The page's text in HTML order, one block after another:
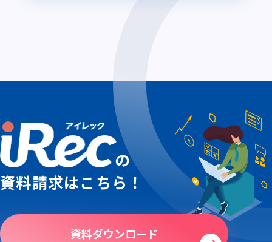
の
資料請求はこちら！
資料ダウンロード